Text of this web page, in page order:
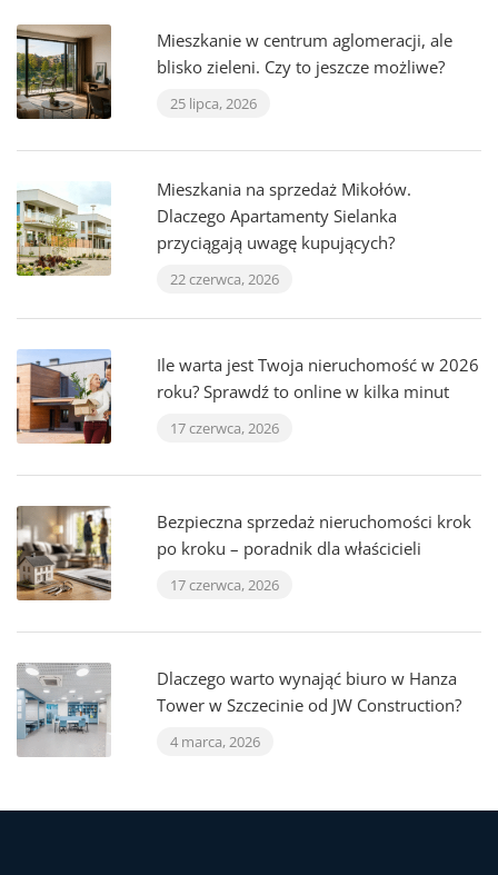
Mieszkanie w centrum aglomeracji, ale
blisko zieleni. Czy to jeszcze możliwe?
25 lipca, 2026
Mieszkania na sprzedaż Mikołów.
Dlaczego Apartamenty Sielanka
przyciągają uwagę kupujących?
22 czerwca, 2026
Ile warta jest Twoja nieruchomość w 2026
roku? Sprawdź to online w kilka minut
17 czerwca, 2026
Bezpieczna sprzedaż nieruchomości krok
po kroku – poradnik dla właścicieli
17 czerwca, 2026
Dlaczego warto wynająć biuro w Hanza
Tower w Szczecinie od JW Construction?
4 marca, 2026